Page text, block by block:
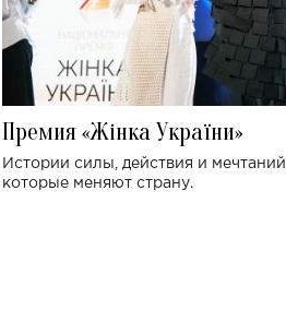
Премия «Жінка України»
Истории силы, действия и мечтаний,
которые меняют страну.